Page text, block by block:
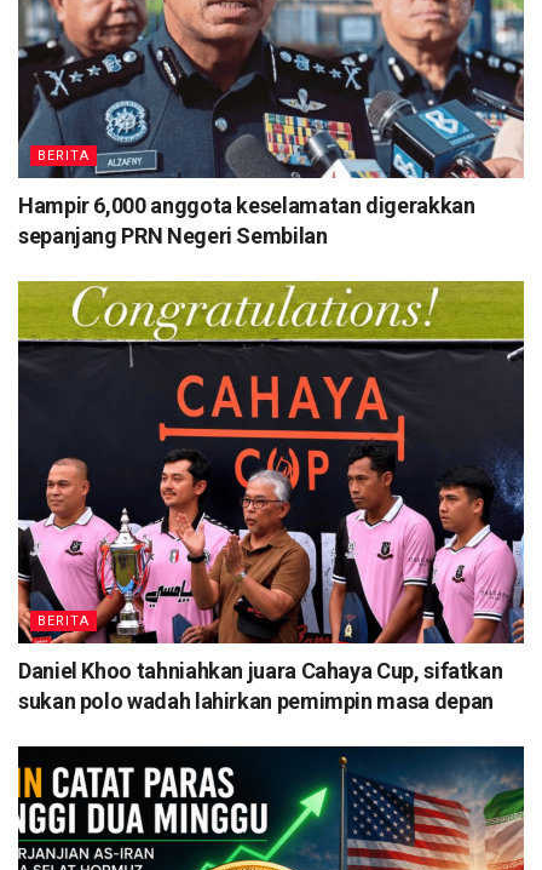
BERITA
Hampir 6,000 anggota keselamatan digerakkan
sepanjang PRN Negeri Sembilan
BERITA
Daniel Khoo tahniahkan juara Cahaya Cup, sifatkan
sukan polo wadah lahirkan pemimpin masa depan